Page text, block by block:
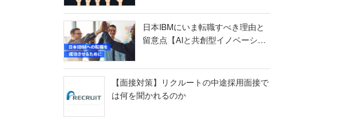
日本IBMにいま転職すべき理由と
留意点【AIと共創型イノベーショ
【面接対策】リクルートの中途採用面接で
は何を聞かれるのか